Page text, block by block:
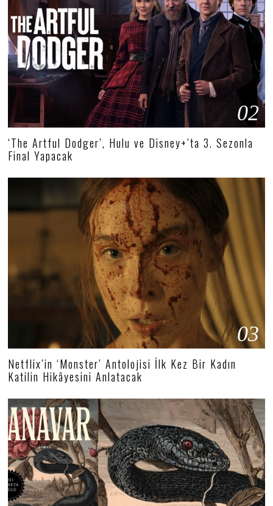
02
‘The Artful Dodger’, Hulu ve Disney+’ta 3. Sezonla
Final Yapacak
03
Netflix’in ‘Monster’ Antolojisi İlk Kez Bir Kadın
Katilin Hikâyesini Anlatacak